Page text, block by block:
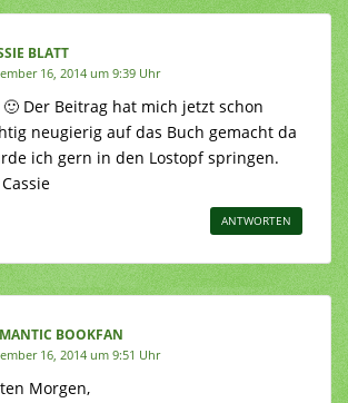
BLATT
16, 2014 um 9:39 Uhr
🙂 Der Beitrag hat mich jetzt schon
neugierig auf das Buch gemacht da
ich gern in den Lostopf springen.
Cassie
ANTWORTEN
BOOKFAN
16, 2014 um 9:51 Uhr
Morgen,